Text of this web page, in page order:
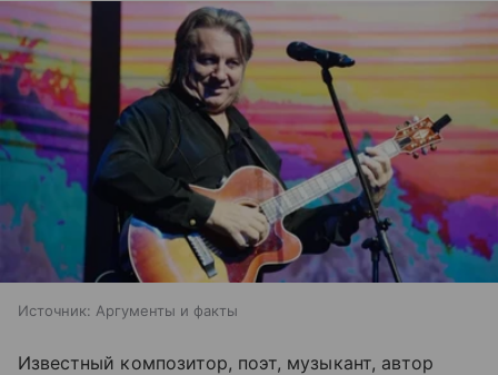
Источник: Аргументы и факты
Известный композитор, поэт, музыкант, автор